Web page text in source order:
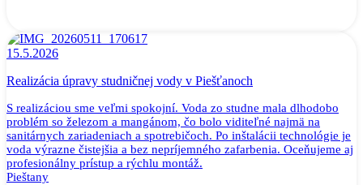
15.5.2026
Realizácia úpravy studničnej vody v Piešťanoch
S realizáciou sme veľmi spokojní. Voda zo studne mala dlhodobo
problém so železom a mangánom, čo bolo viditeľné najmä na
sanitárnych zariadeniach a spotrebičoch. Po inštalácii technológie je
voda výrazne čistejšia a bez nepríjemného zafarbenia. Oceňujeme aj
profesionálny prístup a rýchlu montáž.
Pieštany